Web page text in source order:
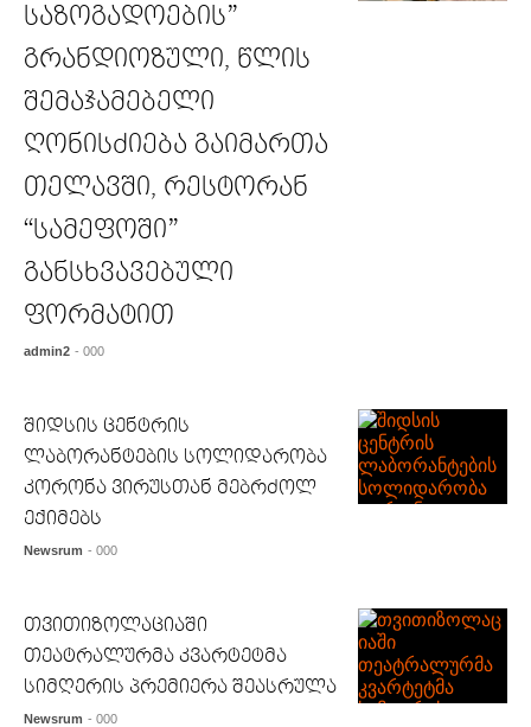
საზოგადოების”
გრანდიოზული, წლის
შემაჯამებელი
ღონისძიება გაიმართა
თელავში, რესტორან
“სამეფოში”
განსხვავებული
ფორმატით
admin2 - 000
შიდსის ცენტრის
ლაბორანტების სოლიდარობა
კორონა ვირუსთან მებრძოლ
ექიმებს
Newsrum - 000
თვითიზოლაციაში
თეატრალურმა კვარტეტმა
სიმღერის პრემიერა შეასრულა
Newsrum - 000